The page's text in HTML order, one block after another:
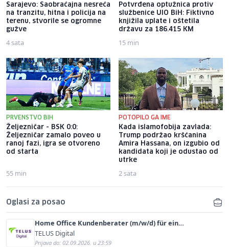
Sarajevo: Saobraćajna nesreća
na tranzitu, hitna i policija na
terenu, stvorile se ogromne
gužve
4 sata
Potvrđena optužnica protiv
službenice UIO BiH: Fiktivno
knjižila uplate i oštetila
državu za 186.415 KM
15 min
PRVENSTVO BIH
Željezničar - BSK 0:0:
Željezničar zamalo poveo u
ranoj fazi, igra se otvoreno
od starta
55 min
POTOPILO GA IME
Kada islamofobija zavlada:
Trump podržao kršćanina
Amira Hassana, on izgubio od
kandidata koji je odustao od
utrke
2 sata
Oglasi za posao
Home Office Kundenberater (m/w/d) für ein
renommiertes Schuhunternehmen
TELUS Digital
Prijava do: 02.09.2026. u 23:59